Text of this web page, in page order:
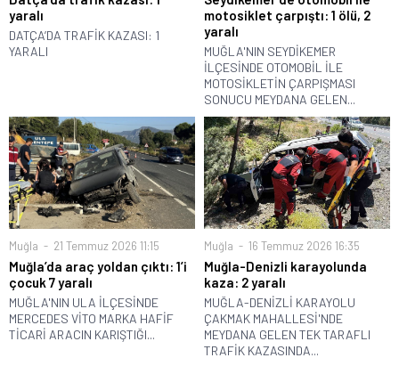
yaralı
DATÇA’DA TRAFİK KAZASI: 1
YARALI
motosiklet çarpıştı: 1 ölü, 2
yaralı
MUĞLA'NIN SEYDİKEMER
İLÇESİNDE OTOMOBİL İLE
MOTOSİKLETİN ÇARPIŞMASI
SONUCU MEYDANA GELEN...
Muğla 21 Temmuz 2026 11:15
Muğla’da araç yoldan çıktı: 1’i
çocuk 7 yaralı
MUĞLA'NIN ULA İLÇESİNDE
MERCEDES VİTO MARKA HAFİF
TİCARİ ARACIN KARIŞTIĞI...
Muğla 16 Temmuz 2026 16:35
Muğla-Denizli karayolunda
kaza: 2 yaralı
MUĞLA-DENİZLİ KARAYOLU
ÇAKMAK MAHALLESİ'NDE
MEYDANA GELEN TEK TARAFLI
TRAFİK KAZASINDA...